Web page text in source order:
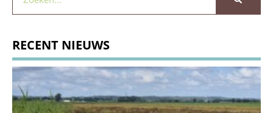
RECENT NIEUWS